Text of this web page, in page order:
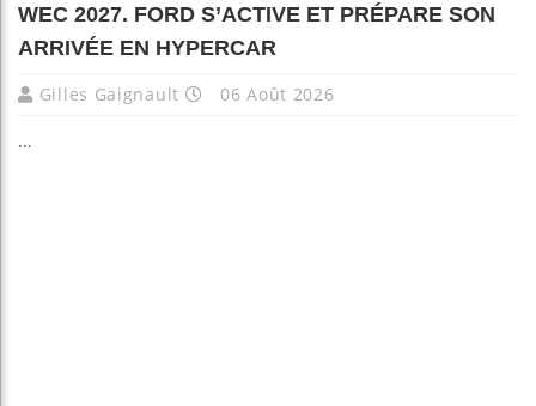
WEC 2027. FORD S’ACTIVE ET PRÉPARE SON
ARRIVÉE EN HYPERCAR
Gilles Gaignault 06 Août 2026
...